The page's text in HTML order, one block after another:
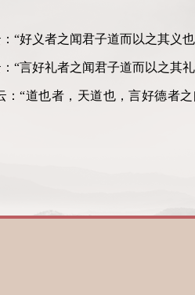
“好义者之闻君子道而以之其义
“言好礼者之闻君子道而以之其
“道也者，天道也，言好德者